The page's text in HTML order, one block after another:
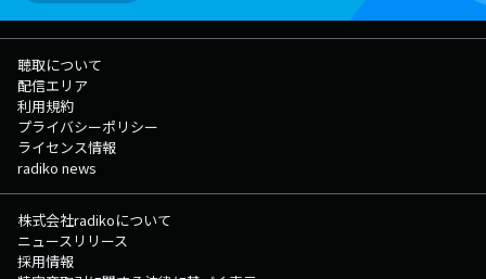
聴取について
配信エリア
利用規約
プライバシーポリシー
ライセンス情報
radiko news
株式会社radikoについて
ニュースリリース
採用情報